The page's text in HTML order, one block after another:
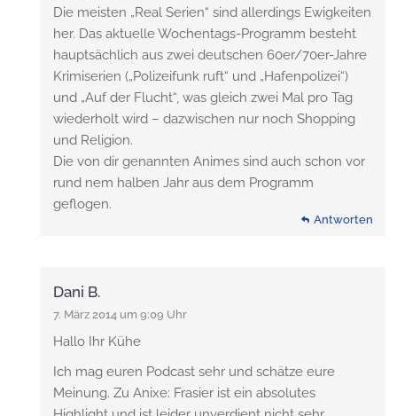
Die meisten „Real Serien“ sind allerdings Ewigkeiten
her. Das aktuelle Wochentags-Programm besteht
hauptsächlich aus zwei deutschen 60er/70er-Jahre
Krimiserien („Polizeifunk ruft“ und „Hafenpolizei“)
und „Auf der Flucht“, was gleich zwei Mal pro Tag
wiederholt wird – dazwischen nur noch Shopping
und Religion.
Die von dir genannten Animes sind auch schon vor
rund nem halben Jahr aus dem Programm
geflogen.
Antworten
Dani B.
7. März 2014 um 9:09 Uhr
Hallo Ihr Kühe
Ich mag euren Podcast sehr und schätze eure
Meinung. Zu Anixe: Frasier ist ein absolutes